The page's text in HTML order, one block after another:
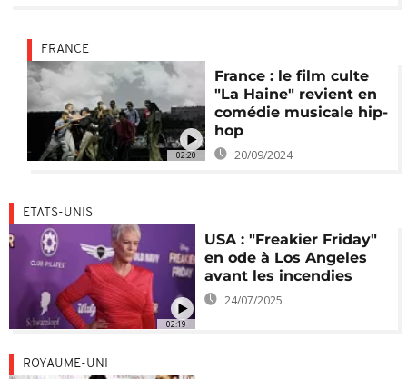
02:20
FRANCE
France : le film culte
"La Haine" revient en
comédie musicale hip-
hop
20/09/2024
02:19
ETATS-UNIS
USA : "Freakier Friday"
en ode à Los Angeles
avant les incendies
24/07/2025
ROYAUME-UNI